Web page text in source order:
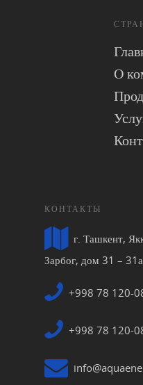
О
КОНТАКТЫ
г. Ташкент,
Зарбог, дом 31 – 31а
+998 78 120-
+998 78 120-